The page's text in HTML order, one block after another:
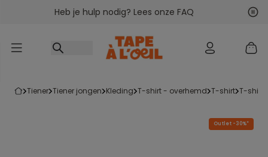
Ga naar inhoudHeb je hulp nodig? Lees onze FAQ
tiener tiener jongen kleding t-shirt - overhemd t-shirt t-shirt
Outlet -30%*